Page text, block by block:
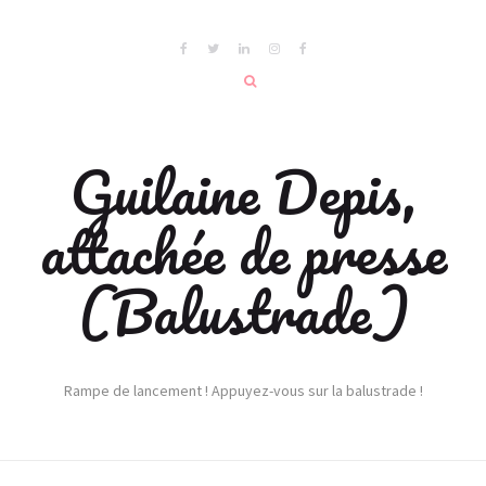
Guilaine Depis,
attachée de presse
(Balustrade)
Rampe de lancement ! Appuyez-vous sur la balustrade !